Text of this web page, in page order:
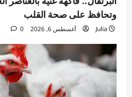
وتحافظ على صحة القلب
Julia أغسطس 6, 2026 0